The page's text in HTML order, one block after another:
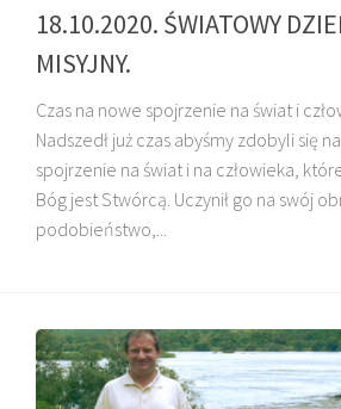
18.10.2020. ŚWIATOWY
MISYJNY.
Czas na nowe spojrzenie na świat i
Nadszedł już czas abyśmy zdobyli się
spojrzenie na świat i na człowieka,
Bóg jest Stwórcą. Uczynił go na swój
podobieństwo,...
O. HENRYK